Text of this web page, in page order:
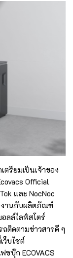
ตรียมเป็นเจ้าของ
Official
เเละ NocNoc
งานกับผลิตภัณฑ์
อลล์ไลฟ์สโตร์
ติดตามข่าวสารดี ๆ
ว็บไซต์
บุ๊ก ECOVACS